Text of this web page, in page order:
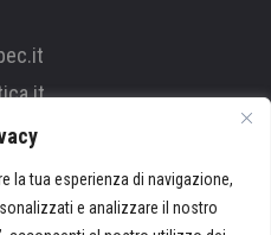
la tua esperienza di navigazione,
e analizzare il nostro